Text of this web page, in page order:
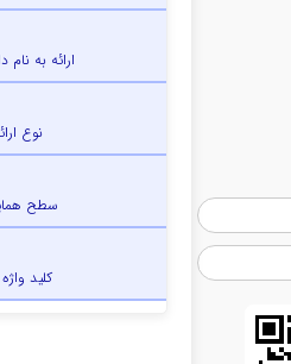
ارائه به نام
نوع
سطح
کلید